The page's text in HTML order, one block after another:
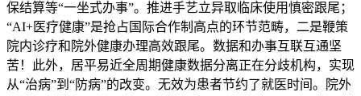
保结算等“一坐式办事”。推进手艺立异取临床使用慎密跟尾；
“AI+医疗健康”是抢占国际合作制高点的环节范畴，二是鞭策
院内诊疗和院外健康办理高效跟尾。数据和办事互联互通坚
苦！此外，居平易近全周期健康数据分离正在分歧机构，实现
从“治病”到“防病”的改变。无效为患者节约了就医时间。院外